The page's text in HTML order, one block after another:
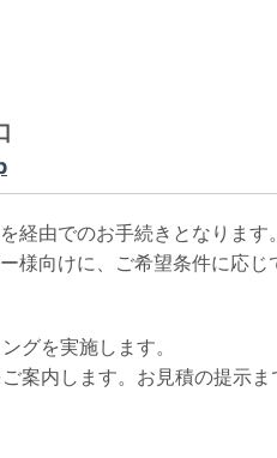
由でのお手続きとなります。
向けに、ご希望条件に応じ
グを実施します。
内します。お見積の提示ま